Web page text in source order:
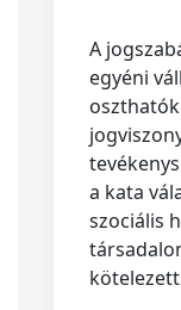
A
egyéni
a kata
szociális